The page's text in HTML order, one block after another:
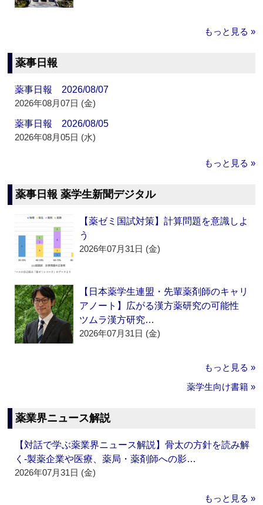
もっと見る »
薬事日報
薬事日報 2026/08/07
2026年08月07日 (金)
薬事日報 2026/08/05
2026年08月05日 (水)
もっと見る »
薬事日報 薬学生新聞デジタル
【薬ゼミ国試対策】計算問題を意識しよ
う
2026年07月31日 (金)
【日本薬学生連盟・先輩薬剤師のキャリ
アノート】広がる漢方薬研究の可能性
ツムラ漢方研究…
2026年07月31日 (金)
もっと見る »
薬学生向け書籍 »
薬業界ニュース解説
【対話で学ぶ薬業界ニュース解説】骨太の方針を読み解
く‐製薬企業や医療、薬局・薬剤師への影…
2026年07月31日 (金)
もっと見る »